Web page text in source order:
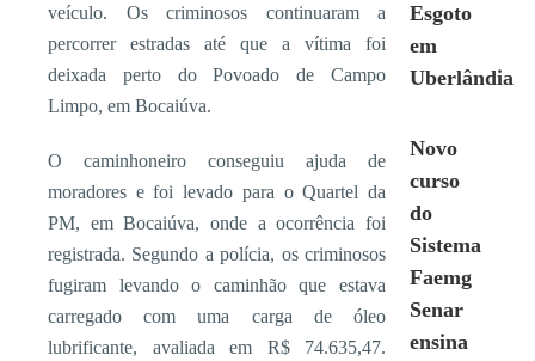
veículo. Os criminosos continuaram a
percorrer estradas até que a vítima foi
deixada perto do Povoado de Campo
Limpo, em Bocaiúva.
O caminhoneiro conseguiu ajuda de
moradores e foi levado para o Quartel da
PM, em Bocaiúva, onde a ocorrência foi
registrada. Segundo a polícia, os criminosos
fugiram levando o caminhão que estava
carregado com uma carga de óleo
lubrificante, avaliada em R$ 74.635,47.
Esgoto
em
Uberlândia
Novo
curso
do
Sistema
Faemg
Senar
ensina